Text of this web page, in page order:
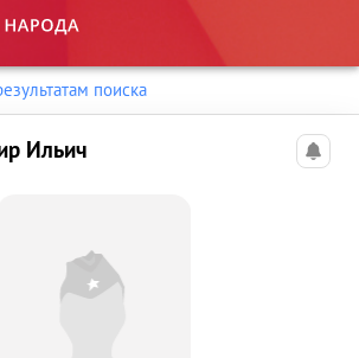
поиска
Ильич